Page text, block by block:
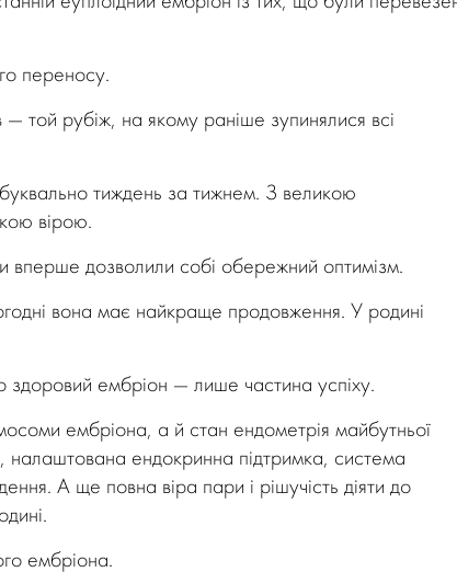
переносу.
рубіж, на якому раніше зупинялися всі
тиждень за тижнем. З великою
вірою.
вперше дозволили собі обережний оптимізм.
вона має найкраще продовження. У родині
здоровий ембріон — лише частина успіху.
ембріона, а й стан ендометрія майбутньої
ендокринна підтримка, система
А ще повна віра пари і рішучість діяти до
ембріона.